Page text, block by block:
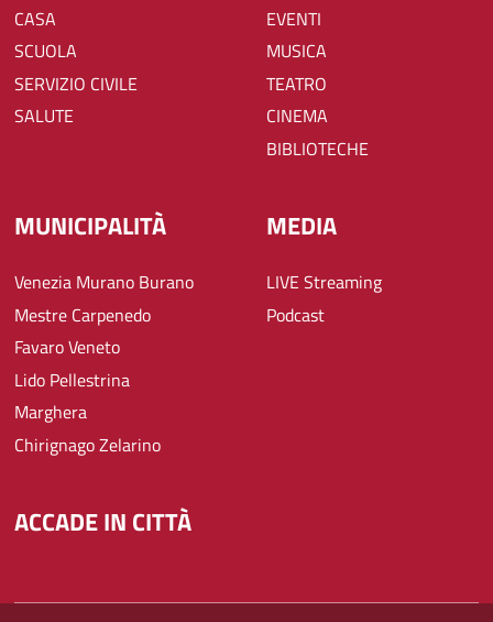
CASA
SCUOLA
SERVIZIO CIVILE
SALUTE
EVENTI
MUSICA
TEATRO
CINEMA
BIBLIOTECHE
MUNICIPALITÀ
Venezia Murano Burano
Mestre Carpenedo
Favaro Veneto
Lido Pellestrina
Marghera
Chirignago Zelarino
MEDIA
LIVE Streaming
Podcast
ACCADE IN CITTÀ